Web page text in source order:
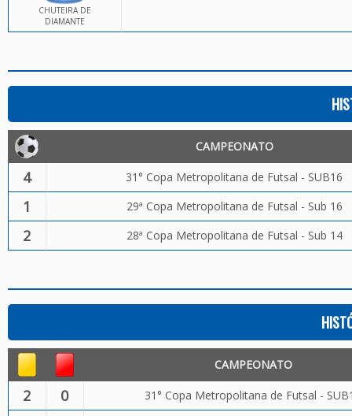
CHUTEIRA DE
DIAMANTE
CAMPEONATO
4 31° Copa Metropolitana de Futsal - SUB16
1 29ª Copa Metropolitana de Futsal - Sub 16
2 28ª Copa Metropolitana de Futsal - Sub 14
CAMPEONATO
2 0 31° Copa Metropolitana de Futsal -